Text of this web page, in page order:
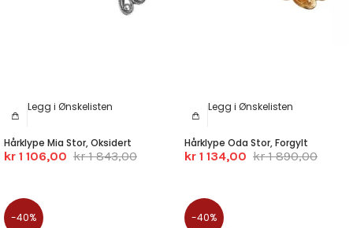
Legg i Ønskelisten
Hårklype Mia Stor, Oksidert
kr 1 106,00 kr 1 843,00
Legg i Ønskelisten
Hårklype Oda Stor, Forgylt
kr 1 134,00 kr 1 890,00
-40% -40%